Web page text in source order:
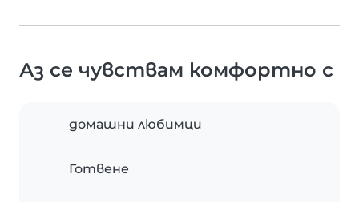
Аз се чувствам комфортно с
домашни любимци
Готвене